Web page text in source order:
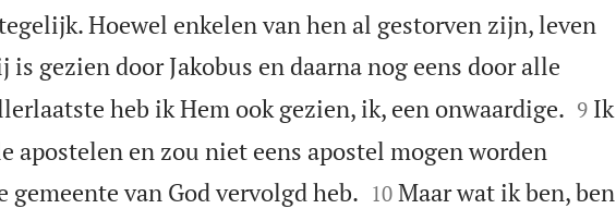
Hoewel enkelen van hen al gestorven zijn, leven
is gezien door Jakobus en daarna nog eens door alle
heb ik Hem ook gezien, ik, een onwaardige.
9 Ik
apostelen en zou niet eens apostel mogen worden
gemeente van God vervolgd heb.
10 Maar wat ik ben, ben